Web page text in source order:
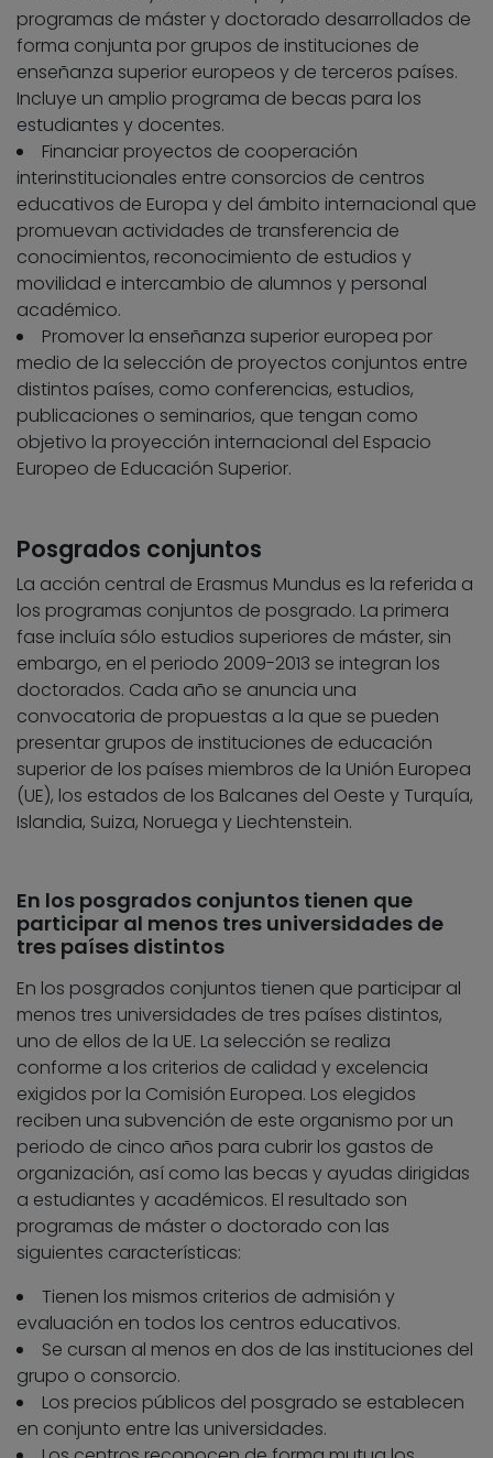
programas de máster y doctorado desarrollados de
forma conjunta por grupos de instituciones de
enseñanza superior europeos y de terceros países.
Incluye un amplio programa de becas para los
estudiantes y docentes.
Financiar proyectos de cooperación
interinstitucionales entre consorcios de centros
educativos de Europa y del ámbito internacional que
promuevan actividades de transferencia de
conocimientos, reconocimiento de estudios y
movilidad e intercambio de alumnos y personal
académico.
Promover la enseñanza superior europea por
medio de la selección de proyectos conjuntos entre
distintos países, como conferencias, estudios,
publicaciones o seminarios, que tengan como
objetivo la proyección internacional del Espacio
Europeo de Educación Superior.
Posgrados conjuntos
La acción central de Erasmus Mundus es la referida a
los programas conjuntos de posgrado. La primera
fase incluía sólo estudios superiores de máster, sin
embargo, en el periodo 2009-2013 se integran los
doctorados. Cada año se anuncia una
convocatoria de propuestas a la que se pueden
presentar grupos de instituciones de educación
superior de los países miembros de la Unión Europea
(UE), los estados de los Balcanes del Oeste y Turquía,
Islandia, Suiza, Noruega y Liechtenstein.
En los posgrados conjuntos tienen que
participar al menos tres universidades de
tres países distintos
En los posgrados conjuntos tienen que participar al
menos tres universidades de tres países distintos,
uno de ellos de la UE. La selección se realiza
conforme a los criterios de calidad y excelencia
exigidos por la Comisión Europea. Los elegidos
reciben una subvención de este organismo por un
periodo de cinco años para cubrir los gastos de
organización, así como las becas y ayudas dirigidas
a estudiantes y académicos. El resultado son
programas de máster o doctorado con las
siguientes características:
Tienen los mismos criterios de admisión y
evaluación en todos los centros educativos.
Se cursan al menos en dos de las instituciones del
grupo o consorcio.
Los precios públicos del posgrado se establecen
en conjunto entre las universidades.